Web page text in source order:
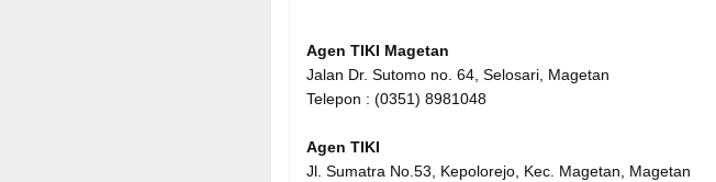
Agen TIKI Magetan
Jalan Dr. Sutomo no. 64, Selosari, Magetan
Telepon : (0351) 8981048
Agen TIKI
Jl. Sumatra No.53, Kepolorejo, Kec. Magetan, Magetan